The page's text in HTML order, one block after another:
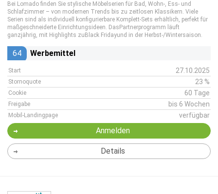
Bei Lomado finden Sie stylische Möbelserien für Bad, Wohn-, Ess- und
Schlafzimmer – von modernen Trends bis zu zeitlosen Klassikern. Viele
Serien sind als individuell konfigurierbare Komplett-Sets erhältlich, perfekt für
maßgeschneiderte Einrichtungsideen. DasPartnerprogramm läuft
ganzjährig, mit Highlights zuBlack Fridayund in der Herbst-/Wintersaison.
64 Werbemittel
Start 27.10.2025
Stornoquote 23 %
Cookie 60 Tage
Freigabe bis 6 Wochen
Mobil-Landingpage verfügbar
Anmelden
Details